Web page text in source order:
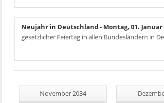
Neujahr in Deutschland- Montag, 01. Januar
gesetzlicher Feiertag in allen Bundesländern in
November 2034